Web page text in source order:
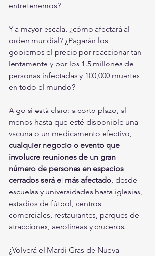
entretenemos?
Y a mayor escala, ¿cómo afectará al
orden mundial? ¿Pagarán los
gobiernos el precio por reaccionar tan
lentamente y por los 1.5 millones de
personas infectadas y 100,000 muertes
en todo el mundo?
Algo sí está claro: a corto plazo, al
menos hasta que esté disponible una
vacuna o un medicamento efectivo,
cualquier negocio o evento que
involucre reuniones de un gran
número de personas en espacios
cerrados será el más afectado , desde
escuelas y universidades hasta iglesias,
estadios de fútbol, centros
comerciales, restaurantes, parques de
atracciones, aerolíneas y cruceros.
¿Volverá el Mardi Gras de Nueva